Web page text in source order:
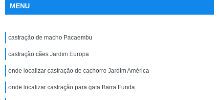
MENU
castração de macho Pacaembu
castração cães Jardim Europa
onde localizar castração de cachorro Jardim América
onde localizar castração para gata Barra Funda